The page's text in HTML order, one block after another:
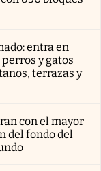
entra en
y gatos
terrazas y
con el mayor
del fondo del